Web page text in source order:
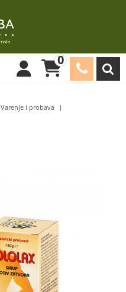
0
Varenje i probava